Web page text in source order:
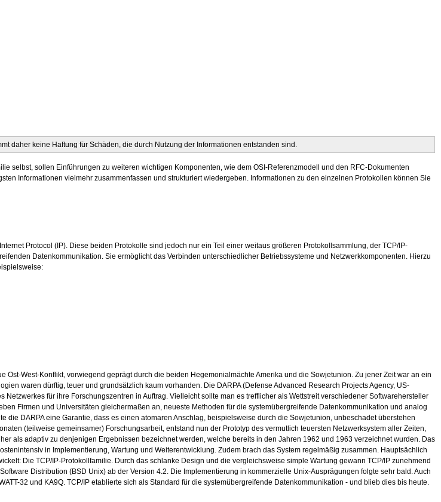
daher keine Haftung für Schäden, die durch Nutzung der Informationen entstanden sind.
selbst, sollen Einführungen zu weiteren wichtigen Komponenten, wie dem OSI -Referenzmodell und den RFC-Dokumenten
Informationen vielmehr zusammenfassen und strukturiert wiedergeben. Informationen zu den einzelnen Protokollen können Sie
Protocol (IP). Diese beiden Protokolle sind jedoch nur ein Teil einer weitaus größeren Protokollsammlung, der TCP/IP-
Datenkommunikation. Sie ermöglicht das Verbinden unterschiedlicher Betriebssysteme und Netzwerkkomponenten. Hierzu
West-Konflikt, vorwiegend geprägt durch die beiden Hegemonialmächte Amerika und die Sowjetunion. Zu jener Zeit war an ein
waren dürftig, teuer und grundsätzlich kaum vorhanden. Die DARPA (Defense Advanced Research Projects Agency, US-
für ihre Forschungszentren in Auftrag. Vielleicht sollte man es trefflicher als Wettstreit verschiedener Softwarehersteller
Firmen und Universitäten gleichermaßen an, neueste Methoden für die systemübergreifende Datenkommunikation und analog
DARPA eine Garantie, dass es einen atomaren Anschlag, beispielsweise durch die Sowjetunion, unbeschadet überstehen
(teilweise gemeinsamer) Forschungsarbeit, entstand nun der Prototyp des vermutlich teuersten Netzwerksystem aller Zeiten,
als adaptiv zu denjenigen Ergebnissen bezeichnet werden, welche bereits in den Jahren 1962 und 1963 verzeichnet wurden. Das
in Implementierung, Wartung und Weiterentwicklung. Zudem brach das System regelmäßig zusammen. Hauptsächlich
Die TCP/IP-Protokollfamilie. Durch das schlanke Design und die vergleichsweise simple Wartung gewann TCP/IP zunehmend
Distribution (BSD Unix) ab der Version 4.2. Die Implementierung in kommerzielle Unix-Ausprägungen folgte sehr bald. Auch
32 und KA9Q. TCP/IP etablierte sich als Standard für die systemübergreifende Datenkommunikation - und blieb dies bis heute.